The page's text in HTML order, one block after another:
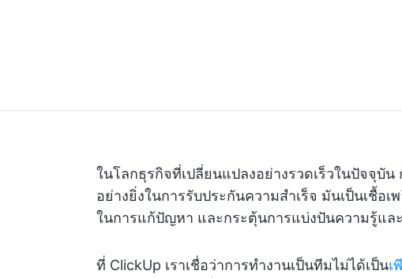
ในโลกธุรกิจที่เปลี่ยนแปลงอย่างรวดเร็วในปัจจุบั
อย่างยิ่งในการรับประกันความสำเร็จ มันเป็นเชื้อ
ในการแก้ปัญหา และกระตุ้นการแบ่งปันความรู้แล
ที่ ClickUp เราเชื่อว่าการทำงานเป็นทีมไม่ได้เป็นเ